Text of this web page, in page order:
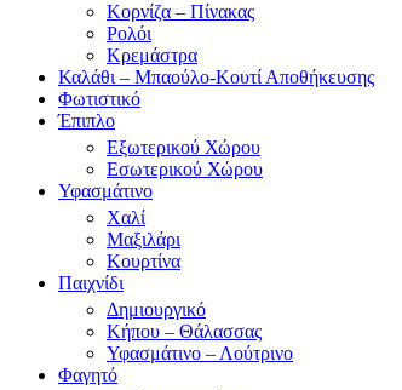
Κορνίζα – Πίνακας
Ρολόι
Κρεμάστρα
Καλάθι – Μπαούλο-Κουτί Αποθήκευσης
Φωτιστικό
Έπιπλο
Εξωτερικού Χώρου
Εσωτερικού Χώρου
Υφασμάτινο
Χαλί
Μαξιλάρι
Κουρτίνα
Παιχνίδι
Δημιουργικό
Κήπου – Θάλασσας
Υφασμάτινο – Λούτρινο
Φαγητό